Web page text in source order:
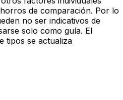
de comparación. Por lo
no ser indicativos de
solo como guía. El
tipos se actualiza